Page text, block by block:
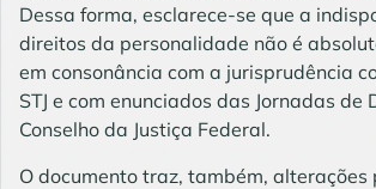
Dessa forma, esclarece-se que a
direitos da personalidade não é
em consonância com a jurisprudência
STJ e com enunciados das Jornadas de
Conselho da Justiça Federal.
O documento traz, também, alterações